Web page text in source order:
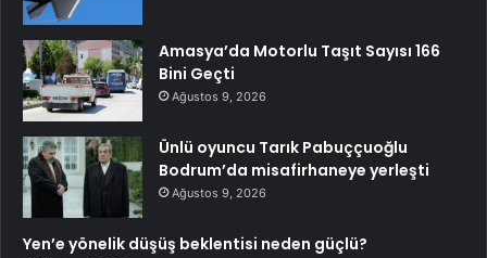
Amasya’da Motorlu Taşıt Sayısı 166
Bini Geçti
Ağustos 9, 2026
Ünlü oyuncu Tarık Pabuççuoğlu
Bodrum’da misafirhaneye yerleşti
Ağustos 9, 2026
Yen’e yönelik düşüş beklentisi neden güçlü?